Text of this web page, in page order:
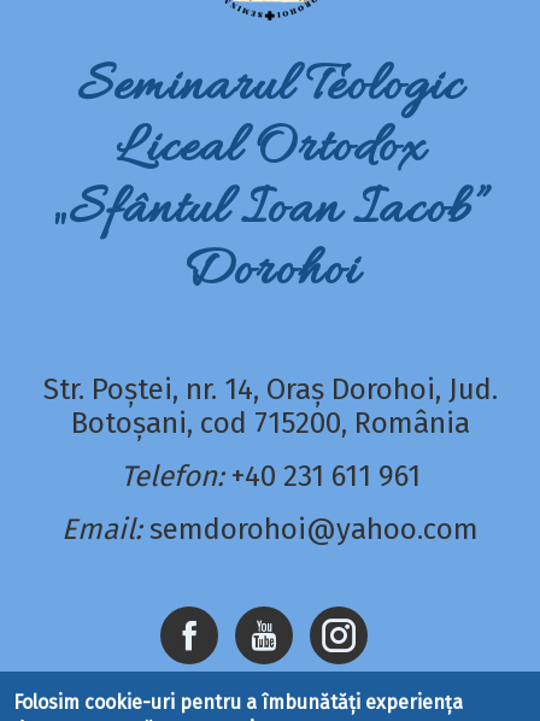
Seminarul Teologic
Liceal Ortodox
„Sfântul Ioan Iacob”
Dorohoi
Str. Poștei, nr. 14, Oraș Dorohoi, Jud.
Botoșani, cod 715200, România
Telefon: +40 231 611 961
Email: semdorohoi@yahoo.com
Folosim cookie-uri pentru a îmbunătăți experiența